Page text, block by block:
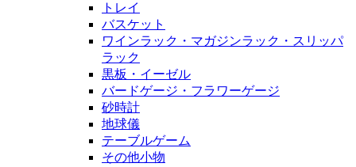
トレイ
バスケット
ワインラック・マガジンラック・スリッパ
ラック
黒板・イーゼル
バードゲージ・フラワーゲージ
砂時計
地球儀
テーブルゲーム
その他小物